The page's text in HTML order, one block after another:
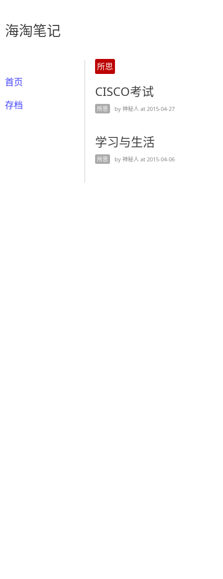
海淘笔记
所思
CISCO考试
所思 by 神秘人 at 2015-04-27
学习与生活
所思 by 神秘人 at 2015-04-06
首页
存档